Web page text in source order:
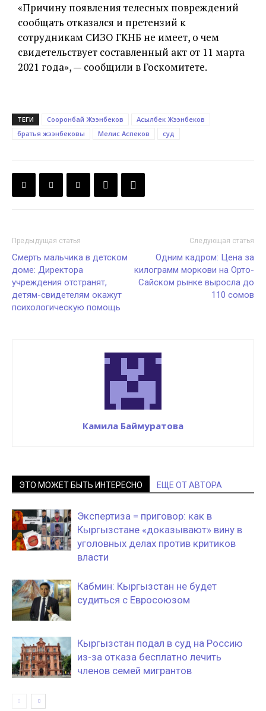
«Причину появления телесных повреждений
сообщать отказался и претензий к
сотрудникам СИЗО ГКНБ не имеет, о чем
свидетельствует составленный акт от 11 марта
2021 года», — сообщили в Госкомитете.
ТЕГИ Cооронбай Жээнбеков
Асылбек Жээнбеков
братья жээнбековы
Мелис Аспеков суд
Предыдущая статья
Смерть мальчика в детском
доме: Директора
учреждения отстранят,
детям-свидетелям окажут
психологическую помощь
Следующая статья
Одним кадром: Цена за
килограмм моркови на Орто-
Сайском рынке выросла до
110 сомов
Камила Баймуратова
ЭТО МОЖЕТ БЫТЬ ИНТЕРЕСНО ЕЩЕ ОТ АВТОРА
Экспертиза = приговор: как в
Кыргызстане «доказывают» вину в
уголовных делах против критиков
власти
Кабмин: Кыргызстан не будет
судиться с Евросоюзом
Кыргызстан подал в суд на Россию
из-за отказа бесплатно лечить
членов семей мигрантов